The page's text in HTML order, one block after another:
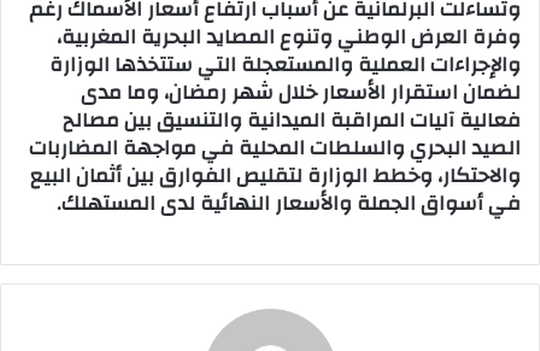
وتساءلت البرلمانية عن أسباب ارتفاع أسعار الأسماك رغم
وفرة العرض الوطني وتنوع المصايد البحرية المغربية،
والإجراءات العملية والمستعجلة التي ستتخذها الوزارة
لضمان استقرار الأسعار خلال شهر رمضان، وما مدى
فعالية آليات المراقبة الميدانية والتنسيق بين مصالح
الصيد البحري والسلطات المحلية في مواجهة المضاربات
والاحتكار، وخطط الوزارة لتقليص الفوارق بين أثمان البيع
في أسواق الجملة والأسعار النهائية لدى المستهلك.